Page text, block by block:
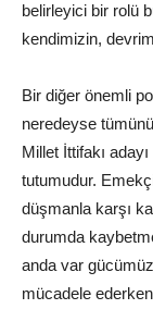
belirleyici bir rolü
kendimizin,
Bir diğer önemli
neredeyse
Millet İttifakı
tutumudur.
düşmanla karşı
durumda
anda var
mücadele